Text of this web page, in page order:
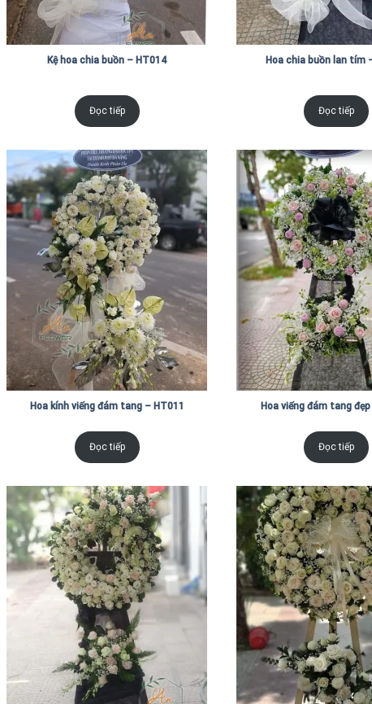
Kệ hoa chia buồn – HT014
Đọc tiếp
Hoa chia buồn lan tím
Đọc tiếp
Hoa kính viếng đám tang – HT011
Đọc tiếp
Hoa viếng đám tang
Đọc tiếp